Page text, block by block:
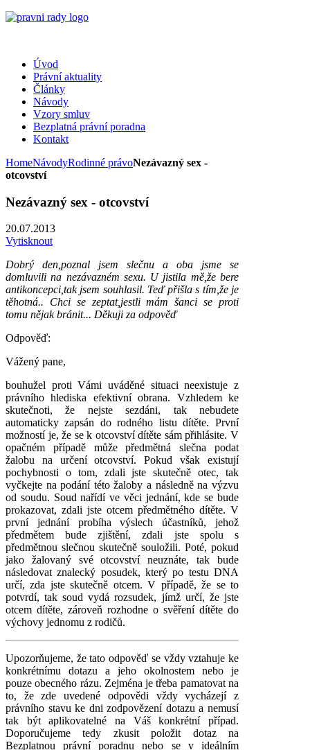
Úvod
Právní aktuality
Články
Návody
Vzory smluv
Bezplatná právní poradna
Kontakt
HomeNávodyRodinné právoNezávazný sex -
otcovství
Nezávazný sex - otcovství
20.07.2013
Vytisknout
Dobrý den,poznal jsem slečnu a oba jsme se
domluvili na nezávazném sexu. U jistila mě,že bere
antikoncepci,tak jsem souhlasil. Teď přišla s tím,že je
těhotná.. Chci se zeptat,jestli mám šanci se proti
tomu nějak bránit... Děkuji za odpověď
Odpověď:
Vážený pane,
bouhužel proti Vámi uváděné situaci neexistuje z
právního hlediska efektivní obrana. Vzhledem ke
skutečnoti, že nejste sezdáni, tak nebudete
automaticky zapsán do rodného listu dítěte. První
možností je, že se k otcovství dítěte sám přihlásite. V
opačném případě může předmětná slečna podat
žalobu na určení otcovství. Pokud však existují
pochybnosti o tom, zdali jste skutečně otec, tak
vyčkejte na podání této žaloby a následně na výzvu
od soudu. Soud nařídí ve věci jednání, kde se bude
prokazovat, zdali jste otcem předmětného dítěte. V
první jednání probíha výslech účastníků, jehož
předmětem bude zjištění, zdali jste spolu s
předmětnou slečnou skutečně souložili. Poté, pokud
jako žalovaný své otcovství neuznáte, tak bude
následovat znalecký posudek, který po testu DNA
určí, zda jste skutečně otcem. V případě, že se to
potvrdí, tak soud vydá rozsudek, jímž určí, že jste
otcem dítěte, zároveň rozhodne o svěření dítěte do
výchovy jednomu z rodičů.
Upozorňujeme, že tato odpověď se vždy vztahuje ke
konkrétnímu dotazu a jeho okolnostem nebo je
pouze obecného rázu. Zejména je třeba pamatovat na
to, že zde uvedené odpovědi vždy vycházejí z
právního stavu ke dni zodpovězení dotazu a nemusí
tak být aplikovatelné na Váš konkrétní případ.
Doporučujeme tedy zkusit položit dotaz na
Bezplatnou právní poradnu nebo se v ideálním